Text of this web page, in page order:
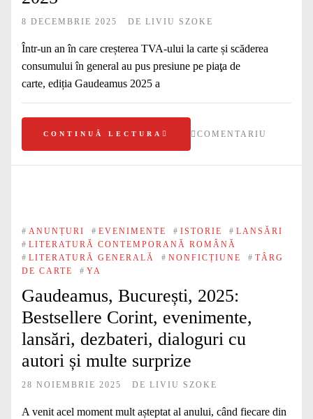
8 DECEMBRIE 2025 DE LIVIU SZOKE
Într-un an în care creșterea TVA-ului la carte și scăderea
consumului în general au pus presiune pe piaţa de
carte, ediția Gaudeamus 2025 a
CONTINUĂ LECTURA COMENTARIU
# ANUNȚURI # EVENIMENTE # ISTORIE # LANSĂRI
# LITERATURĂ CONTEMPORANĂ ROMÂNĂ
# LITERATURĂ GENERALĂ # NONFICȚIUNE # TÂRG
DE CARTE
# YA
Gaudeamus, București, 2025:
Bestsellere Corint, evenimente,
lansări, dezbateri, dialoguri cu
autori și multe surprize
28 NOIEMBRIE 2025 DE LIVIU SZOKE
A venit acel moment mult așteptat al anului, când fiecare din